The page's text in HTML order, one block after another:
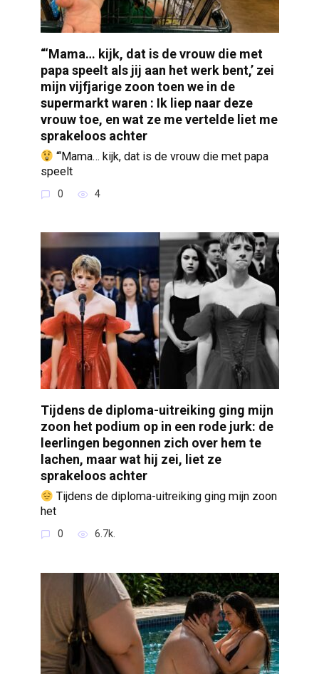
“‘Mama… kijk, dat is de vrouw die met
papa speelt als jij aan het werk bent,’ zei
mijn vijfjarige zoon toen we in de
supermarkt waren : Ik liep naar deze
vrouw toe, en wat ze me vertelde liet me
sprakeloos achter
“‘Mama… kijk, dat is de vrouw die met papa
speelt
0 4
Tijdens de diploma-uitreiking ging mijn
zoon het podium op in een rode jurk: de
leerlingen begonnen zich over hem te
lachen, maar wat hij zei, liet ze
sprakeloos achter
Tijdens de diploma-uitreiking ging mijn zoon
het
0 6.7k.